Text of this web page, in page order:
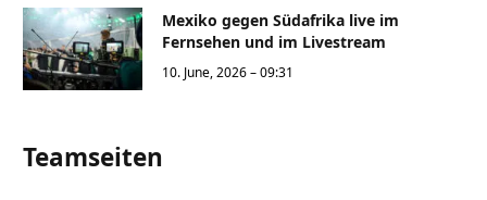
Mexiko gegen Südafrika live im
Fernsehen und im Livestream
10. June, 2026 – 09:31
Teamseiten